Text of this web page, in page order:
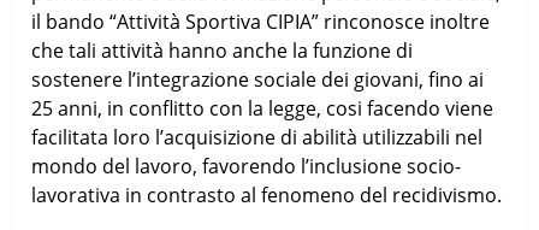
il bando “Attività Sportiva CIPIA” rinconosce inoltre
che tali attività hanno anche la funzione di
sostenere l’integrazione sociale dei giovani, fino ai
25 anni, in conflitto con la legge, cosi facendo viene
facilitata loro l’acquisizione di abilità utilizzabili nel
mondo del lavoro, favorendo l’inclusione socio-
lavorativa in contrasto al fenomeno del recidivismo.